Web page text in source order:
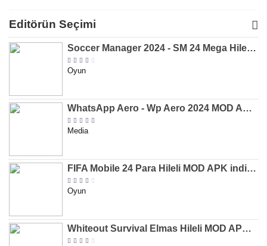
[v8.31]
Editörün Seçimi
Soccer Manager 2024 - SM 24 Mega Hileli MOD APK indir [v3.0.0]
Oyun
WhatsApp Aero - Wp Aero 2024 MOD APK indir [v10.0.2]
Media
FIFA Mobile 24 Para Hileli MOD APK indir [v20.1.02]
Oyun
Whiteout Survival Elmas Hileli MOD APK indir [v1.13.1]